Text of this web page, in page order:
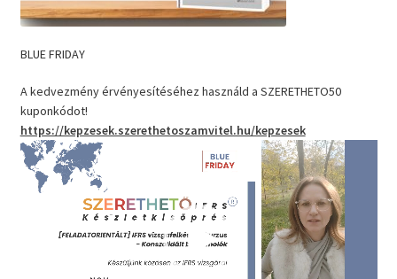
BLUE FRIDAY
A kedvezmény érvényesítéséhez használd a SZERETHETO50
kuponkódot!
https://kepzesek.szerethetoszamvitel.hu/kepzesek
Videólejátszó